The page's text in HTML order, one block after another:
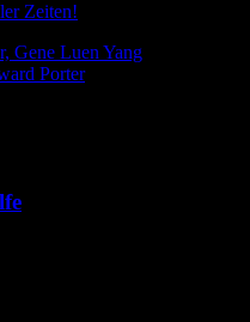
Zeiten!
Gene Luen Yang
Porter